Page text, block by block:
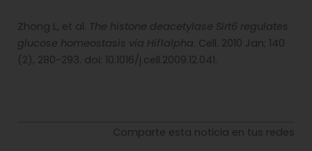
Zhong L, et al. The histone deacetylase Sirt6 regulates
glucose homeostasis via Hif1alpha. Cell. 2010 Jan; 140
(2), 280-293. doi: 10.1016/j.cell.2009.12.041.
Comparte esta noticia en tus redes